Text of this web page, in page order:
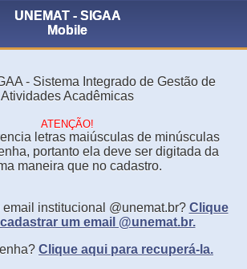
UNEMAT - SIGAA
Mobile
- Sistema Integrado de Gestão de
Atividades Acadêmicas
ATENÇÃO!
letras maiúsculas de minúsculas
portanto ela deve ser digitada da
maneira que no cadastro.
institucional @unemat.br? Clique
um email @unemat.br.
Clique aqui para recuperá-la.